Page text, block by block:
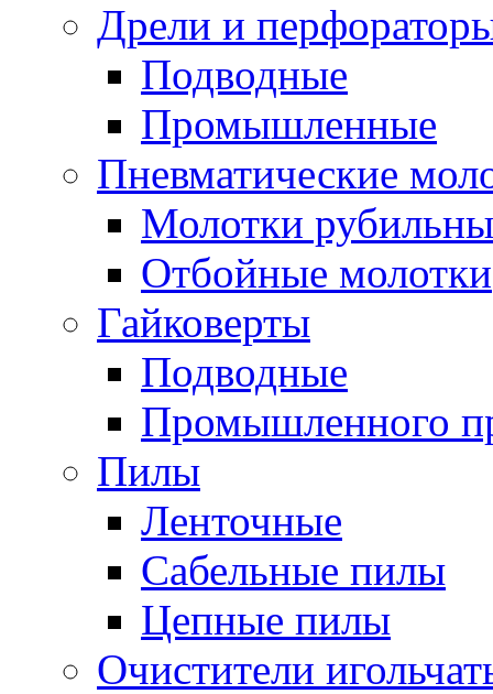
Дрели и
Подводные
Промышленные
Пневматические
Молотки
Отбойные молотки
Гайковерты
Подводные
Промышленного
Пилы
Ленточные
Сабельные пилы
Цепные пилы
Очистители